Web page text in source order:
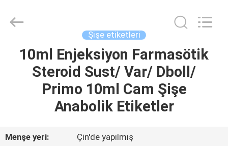
ÜRÜN:%
HAKKIMIZDA
Reserved.
Şişe etiketleri
10ml Enjeksiyon Farmasötik
Steroid Sust/ Var/ Dboll/
Primo 10ml Cam Şişe
Anabolik Etiketler
Menşe yeri:
Çin'de yapılmış